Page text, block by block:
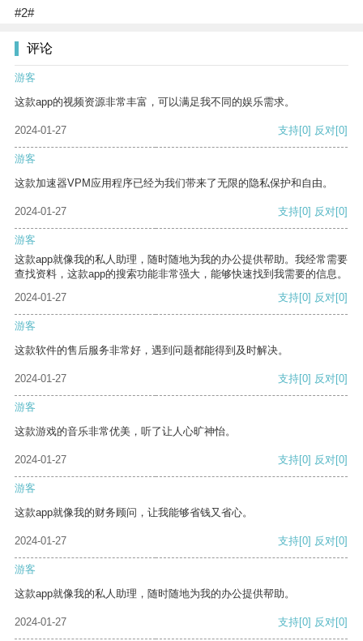
#2#
评论
游客
这款app的视频资源非常丰富，可以满足我不同的娱乐需求。
2024-01-27 支持[0] 反对[0]
游客
这款加速器VPM应用程序已经为我们带来了无限的隐私保护和自由。
2024-01-27 支持[0] 反对[0]
游客
这款app就像我的私人助理，随时随地为我的办公提供帮助。我经常需要
查找资料，这款app的搜索功能非常强大，能够快速找到我需要的信息。
2024-01-27
支持[0] 反对[0]
游客
这款软件的售后服务非常好，遇到问题都能得到及时解决。
2024-01-27 支持[0] 反对[0]
游客
这款游戏的音乐非常优美，听了让人心旷神怡。
2024-01-27 支持[0] 反对[0]
游客
这款app就像我的财务顾问，让我能够省钱又省心。
2024-01-27 支持[0] 反对[0]
游客
这款app就像我的私人助理，随时随地为我的办公提供帮助。
2024-01-27 支持[0] 反对[0]